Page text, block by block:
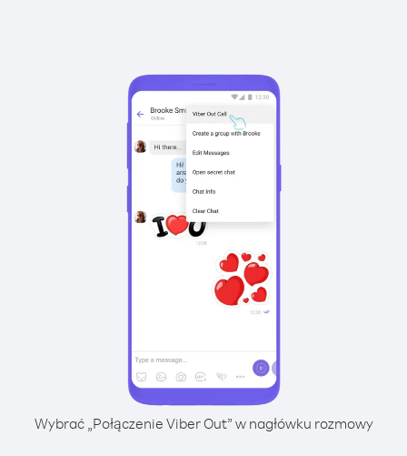
Wybrać „Połączenie Viber Out” w nagłówku rozmowy